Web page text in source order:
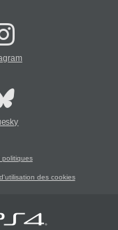
politiques
des cookies